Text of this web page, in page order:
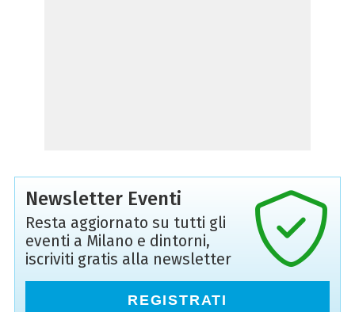
Newsletter Eventi
Resta aggiornato su tutti gli
eventi a Milano e dintorni,
iscriviti gratis alla newsletter
REGISTRATI